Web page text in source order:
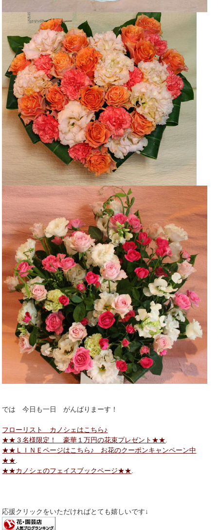
では 今日も一日 がんばりまーす！
フローリスト カノシェはこちら♪
★★３名様限定！ 豪華１万円の花束プレゼント★★.
★★ＬＩＮＥページはこちら♪ お花のクーポンキャンペーン中
★★.
★★カノシェのフェイスブックページ★★.
応援クリックをいただければとても嬉しいです↓